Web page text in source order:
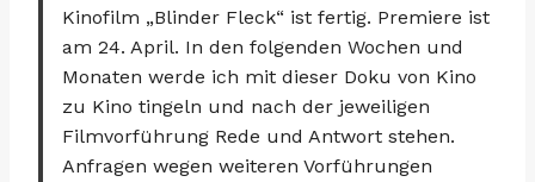
Kinofilm „Blinder Fleck“ ist fertig. Premiere ist
am 24. April. In den folgenden Wochen und
Monaten werde ich mit dieser Doku von Kino
zu Kino tingeln und nach der jeweiligen
Filmvorführung Rede und Antwort stehen.
Anfragen wegen weiteren Vorführungen